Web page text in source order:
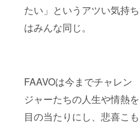
たい」というアツい気持ち
はみんな同じ。
FAAVOは今までチャレン
ジャーたちの人生や情熱を
目の当たりにし、悲喜こも